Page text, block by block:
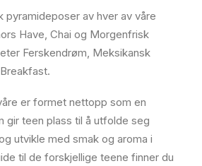
pyramideposer av hver av våre
Have, Chai og Morgenfrisk
Ferskendrøm, Meksikansk
er formet nettopp som en
gir teen plass til å utfolde seg
utvikle med smak og aroma i
til de forskjellige teene finner du